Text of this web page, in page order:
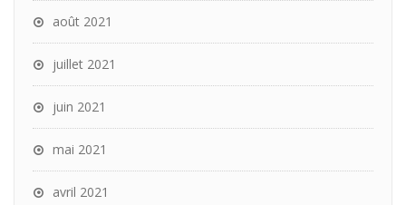
août 2021
juillet 2021
juin 2021
mai 2021
avril 2021